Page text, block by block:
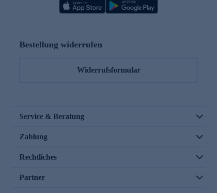
Bestellung widerrufen
Widerrufsformular
Service & Beratung
Zahlung
Rechtliches
Partner